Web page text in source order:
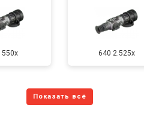
550x 640 2.525x